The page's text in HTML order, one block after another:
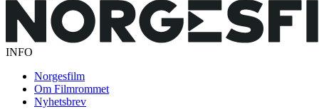
INFO
Norgesfilm
Om Filmrommet
Nyhetsbrev